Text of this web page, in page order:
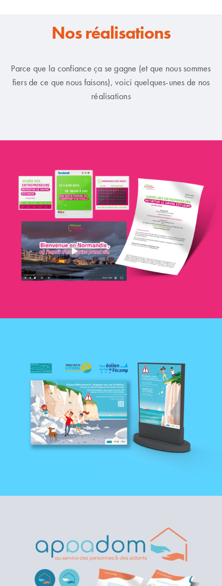
Nos réalisations
Parce que la confiance ça se gagne (et que nous sommes
fiers de ce que nous faisons), voici quelques-unes de nos
réalisations